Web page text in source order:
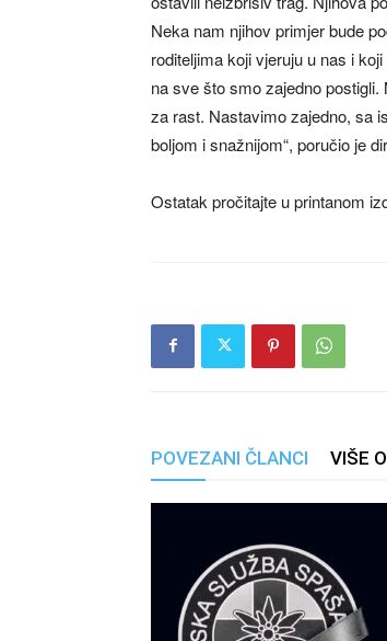
Neka nam njihov primjer bude
roditeljima koji vjeruju u nas i
na sve što smo zajedno
za rast. Nastavimo zajedno, sa
boljom i snažnijom“, poručio je
Ostatak pročitajte u printanom
POVEZANI ČLANCI VIŠE